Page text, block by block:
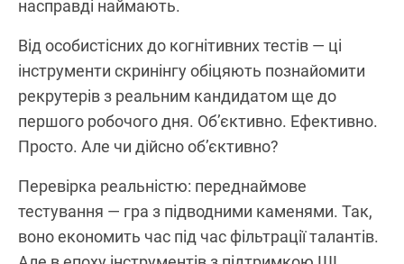
насправді наймають.
Від особистісних до когнітивних тестів — ці
інструменти скринінгу обіцяють познайомити
рекрутерів з реальним кандидатом ще до
першого робочого дня. Об’єктивно. Ефективно.
Просто. Але чи дійсно об’єктивно?
Перевірка реальністю: переднаймове
тестування — гра з підводними каменями. Так,
воно економить час під час фільтрації талантів.